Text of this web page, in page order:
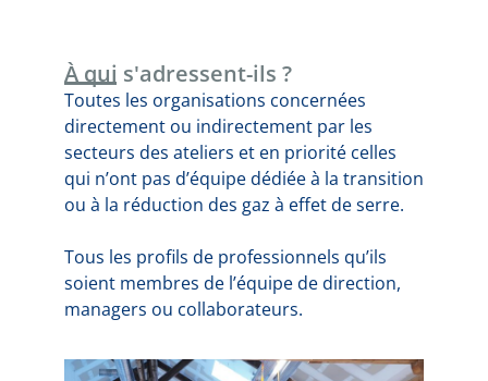
À qui s'adressent-ils ?
Toutes les organisations concernées
directement ou indirectement par les
secteurs des ateliers et en priorité celles
qui n’ont pas d’équipe dédiée à la transition
ou à la réduction des gaz à effet de serre.
Tous les profils de professionnels qu’ils
soient membres de l’équipe de direction,
managers ou collaborateurs.